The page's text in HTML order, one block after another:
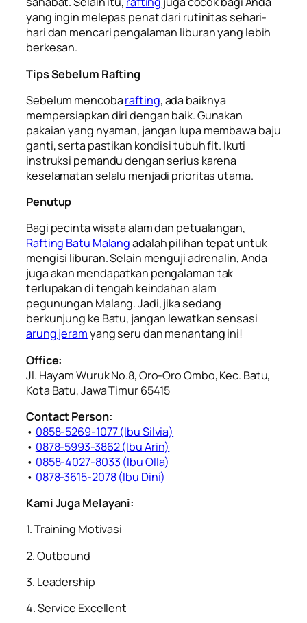
yang ingin melepas penat dari rutinitas sehari-
hari dan mencari pengalaman liburan yang lebih
berkesan.
Tips Sebelum Rafting
Sebelum mencobarafting, ada baiknya
mempersiapkan diri dengan baik. Gunakan
pakaian yang nyaman, jangan lupa membawa baju
ganti, serta pastikan kondisi tubuh fit. Ikuti
instruksi pemandu dengan serius karena
keselamatan selalu menjadi prioritas utama.
Penutup
Bagi pecinta wisata alam dan petualangan,
Rafting Batu Malangadalah pilihan tepat untuk
mengisi liburan. Selain menguji adrenalin, Anda
juga akan mendapatkan pengalaman tak
terlupakan di tengah keindahan alam
pegunungan Malang. Jadi, jika sedang
berkunjung ke Batu, jangan lewatkan sensasi
arung jeramyang seru dan menantang ini!
Office:
Jl. Hayam Wuruk No.8, Oro-Oro Ombo, Kec. Batu,
Kota Batu, Jawa Timur 65415
Contact Person:
• 0858-5269-1077 (Ibu Silvia)
• 0878-5993-3862 (Ibu Arin)
• 0858-4027-8033 (Ibu Olla)
• 0878-3615-2078 (Ibu Dini)
Kami Juga Melayani:
1. Training Motivasi
2. Outbound
3. Leadership
4. Service Excellent